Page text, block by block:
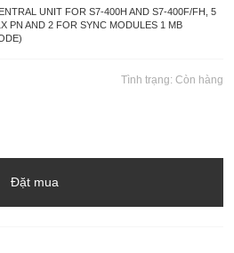
UNIT FOR S7-400H AND S7-400F/FH, 5
PN AND 2 FOR SYNC MODULES 1 MB
Tình trạng: Còn hàng
Đặt mua